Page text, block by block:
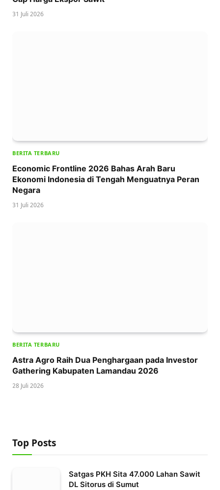
31 Juli 2026
BERITA TERBARU
Economic Frontline 2026 Bahas Arah Baru
Ekonomi Indonesia di Tengah Menguatnya Peran
Negara
31 Juli 2026
BERITA TERBARU
Astra Agro Raih Dua Penghargaan pada Investor
Gathering Kabupaten Lamandau 2026
28 Juli 2026
Top Posts
Satgas PKH Sita 47.000 Lahan Sawit
DL Sitorus di Sumut